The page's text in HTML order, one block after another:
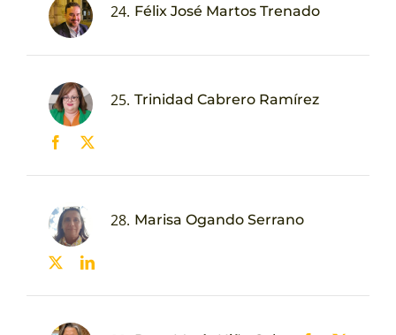
24. Félix José Martos Trenado
25. Trinidad Cabrero Ramírez
28. Marisa Ogando Serrano